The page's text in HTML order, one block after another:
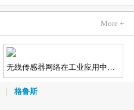
More +
无线传感器网络在工业应用中的发展趋势
格鲁斯